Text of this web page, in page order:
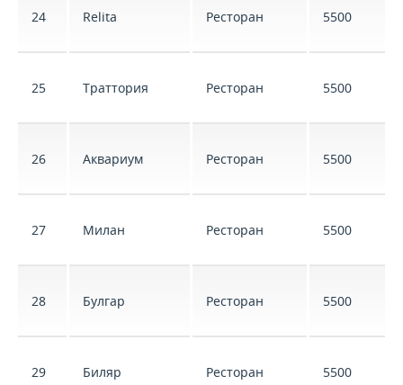
24 Relita Ресторан 5500
25 Траттория Ресторан 5500
26 Аквариум Ресторан 5500
27 Милан Ресторан 5500
28 Булгар Ресторан 5500
29 Биляр Ресторан 5500